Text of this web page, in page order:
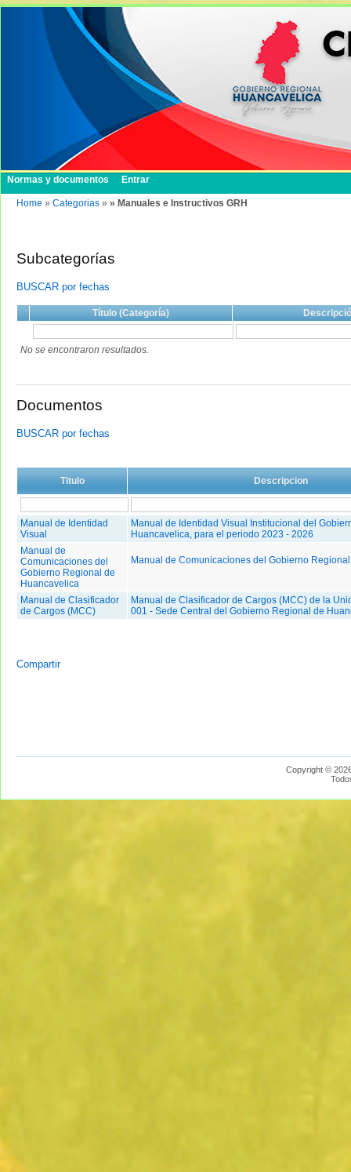
Normas y documentos Entrar
Home » Categorias » » Manuales e Instructivos GRH
Subcategorías
BUSCAR por fechas
Título (Categoría)
No se encontraron resultados.
Documentos
BUSCAR por fechas
Titulo Descripcion
Manual de Identidad
Visual
Manual de Identidad Visual Institucional del
Huancavelica, para el periodo 2023 - 2026
Manual de
Comunicaciones del
Gobierno Regional de
Huancavelica
Manual de Comunicaciones del Gobierno
Manual de Clasificador
de Cargos (MCC)
Manual de Clasificador de Cargos (MCC) de la
001 - Sede Central del Gobierno Regional de
Compartir
Copyright ©